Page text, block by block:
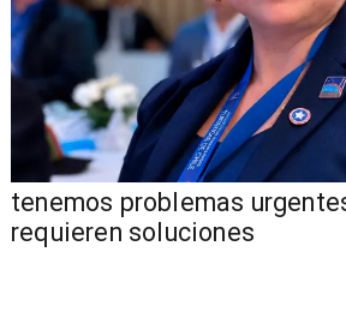
tenemos problemas
requieren soluciones